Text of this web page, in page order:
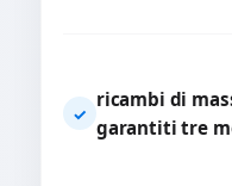
✓
ricambi di
garantiti tre